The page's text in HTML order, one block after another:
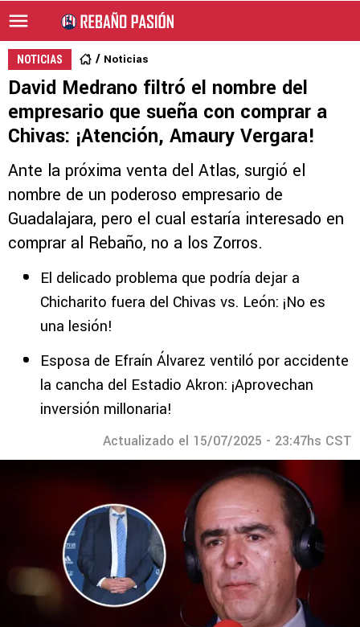
NOTICIAS Noticias
David Medrano filtró el nombre del
empresario que sueña con comprar a
Chivas: ¡Atención, Amaury Vergara!
Ante la próxima venta del Atlas, surgió el
nombre de un poderoso empresario de
Guadalajara, pero el cual estaría interesado en
comprar al Rebaño, no a los Zorros.
El delicado problema que podría dejar a
Chicharito fuera del Chivas vs. León: ¡No es
una lesión!
Esposa de Efraín Álvarez ventiló por accidente
la cancha del Estadio Akron: ¡Aprovechan
inversión millonaria!
Actualizado el 15/07/2025 - 23:47hs CST